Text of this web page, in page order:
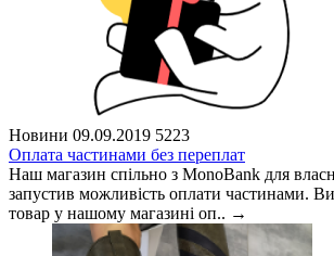
Новини 09.09.2019 5223
Оплата частинами без переплат
Наш магазин спільно з MonoBank для
запустив можливість оплати частинами.
товар у нашому магазині оп.. →